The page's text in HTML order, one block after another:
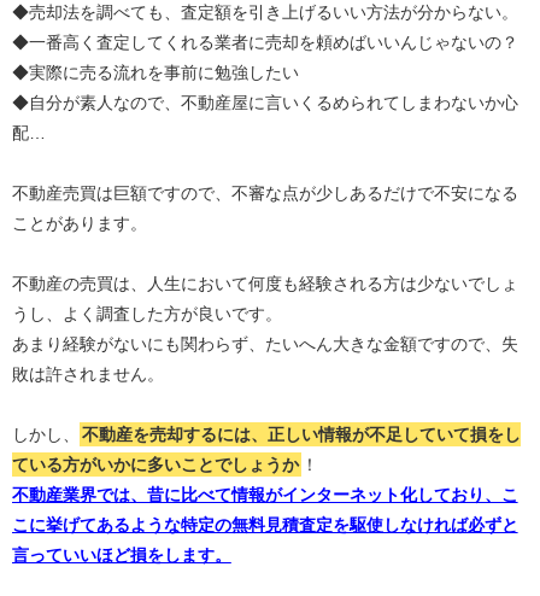
◆売却法を調べても、査定額を引き上げるいい方法が分からない。
◆一番高く査定してくれる業者に売却を頼めばいいんじゃないの？
◆実際に売る流れを事前に勉強したい
◆自分が素人なので、不動産屋に言いくるめられてしまわないか心
配…
不動産売買は巨額ですので、不審な点が少しあるだけで不安になる
ことがあります。
不動産の売買は、人生において何度も経験される方は少ないでしょ
うし、よく調査した方が良いです。
あまり経験がないにも関わらず、たいへん大きな金額ですので、失
敗は許されません。
しかし、
不動産を売却するには、正しい情報が不足していて損をし
ている方がいかに多いことでしょうか ！
不動産業界では、昔に比べて情報がインターネット化しており、こ
こに挙げてあるような特定の無料見積査定を駆使しなければ必ずと
言っていいほど損をします。